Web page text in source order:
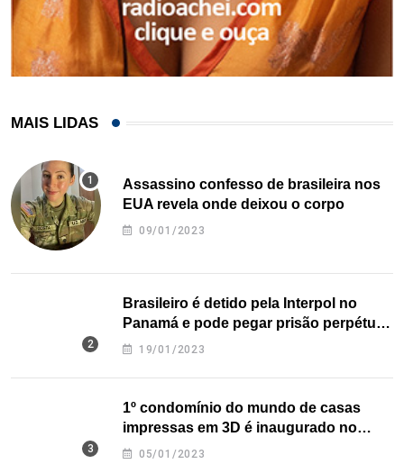
MAIS LIDAS
Assassino confesso de brasileira nos
EUA revela onde deixou o corpo
09/01/2023
Brasileiro é detido pela Interpol no
Panamá e pode pegar prisão perpétua
nos EUA
19/01/2023
1º condomínio do mundo de casas
impressas em 3D é inaugurado no
Texas
05/01/2023